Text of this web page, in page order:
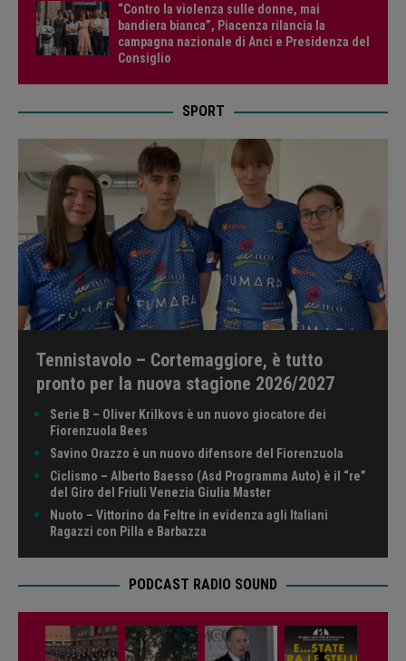
“Contro la violenza sulle donne, mai
bandiera bianca”, Piacenza rilancia la
campagna nazionale di Anci e Presidenza del
Consiglio
SPORT
Tennistavolo – Cortemaggiore, è tutto
pronto per la nuova stagione 2026/2027
Serie B – Oliver Krilkovs è un nuovo giocatore dei
Fiorenzuola Bees
Savino Orazzo è un nuovo difensore del Fiorenzuola
Ciclismo – Alberto Baesso (Asd Programma Auto) è il “re”
del Giro del Friuli Venezia Giulia Master
Nuoto – Vittorino da Feltre in evidenza agli Italiani
Ragazzi con Pilla e Barbazza
PODCAST RADIO SOUND